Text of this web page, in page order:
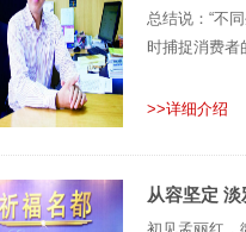
总结说：“不
时捕捉消费者
>>详细介绍
从容坚定